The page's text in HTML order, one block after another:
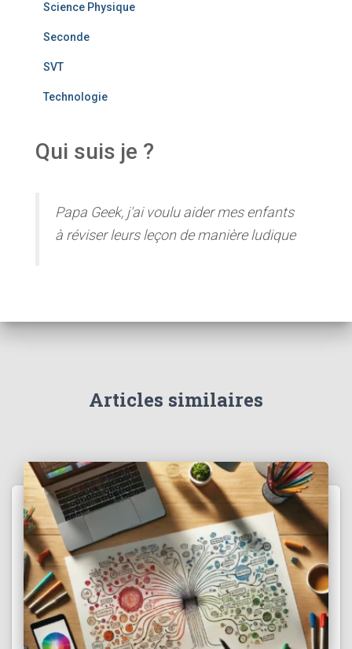
Science Physique
Seconde
SVT
Technologie
Qui suis je ?
Papa Geek, j'ai voulu aider mes enfants
à réviser leurs leçon de manière ludique
Articles similaires